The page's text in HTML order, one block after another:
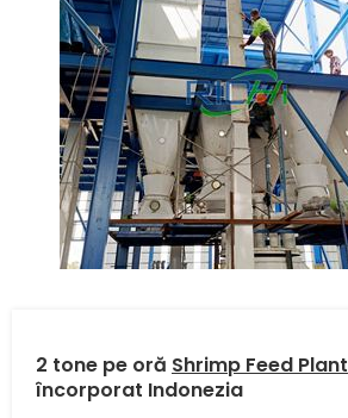
2 tone pe oră Shrimp Feed Plant
încorporat Indonezia